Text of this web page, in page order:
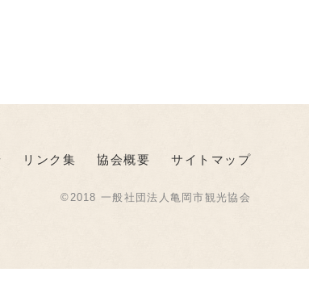
リンク集 協会概要 サイトマップ
©2018 一般社団法人亀岡市観光協会